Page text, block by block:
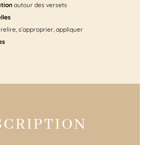
autour des versets
s’approprier, appliquer